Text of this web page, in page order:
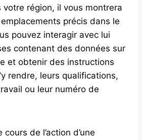
région, il vous montrera
précis dans le
pouvez interagir avec lui
contenant des données sur
et obtenir des instructions
rendre, leurs qualifications,
ou leur numéro de
de l’action d’une